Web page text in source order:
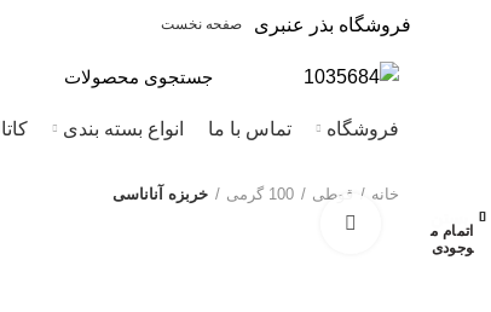
فروشگاه بذر عنبری صفحه نخست
فروشگاه تماس با ما انواع بسته بندی
خانه قوطی 100 گرمی
خربزه آناناسی
اتمام م
وجودی
اتمام م
وجودی